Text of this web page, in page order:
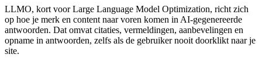
LLMO, kort voor Large Language Model Optimization, richt zich
op hoe je merk en content naar voren komen in AI-gegenereerde
antwoorden. Dat omvat citaties, vermeldingen, aanbevelingen en
opname in antwoorden, zelfs als de gebruiker nooit doorklikt naar je
site.